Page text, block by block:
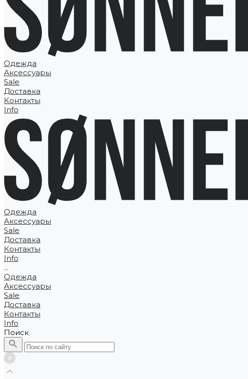
Одежда
Аксессуары
Sale
Доставка
Контакты
Info
Одежда
Аксессуары
Sale
Доставка
Контакты
Info
...
Одежда
Аксессуары
Sale
Доставка
Контакты
Info
Поиск